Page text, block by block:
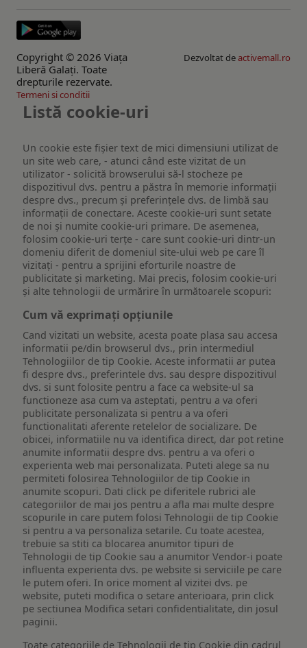
Copyright © 2026 Viaţa
Liberă Galaţi. Toate
drepturile rezervate.
Dezvoltat deactivemall.ro
Termeni si conditii
Listă cookie-uri
Un cookie este fişier text de mici dimensiuni utilizat de
un site web care, - atunci când este vizitat de un
utilizator - solicită browserului să-l stocheze pe
dispozitivul dvs. pentru a păstra în memorie informații
despre dvs., precum și preferințele dvs. de limbă sau
informații de conectare. Aceste cookie-uri sunt setate
de noi și numite cookie-uri primare. De asemenea,
folosim cookie-uri terțe - care sunt cookie-uri dintr-un
domeniu diferit de domeniul site-ului web pe care îl
vizitați - pentru a sprijini eforturile noastre de
publicitate și marketing. Mai precis, folosim cookie-uri
și alte tehnologii de urmărire în următoarele scopuri:
Cum vă exprimați opțiunile
Cand vizitati un website, acesta poate plasa sau accesa
informatii pe/din browserul dvs., prin intermediul
Tehnologiilor de tip Cookie. Aceste informatii ar putea
fi despre dvs., preferintele dvs. sau despre dispozitivul
dvs. si sunt folosite pentru a face ca website-ul sa
functioneze asa cum va asteptati, pentru a va oferi
publicitate personalizata si pentru a va oferi
functionalitati aferente retelelor de socializare. De
obicei, informatiile nu va identifica direct, dar pot retine
anumite informatii despre dvs. pentru a va oferi o
experienta web mai personalizata. Puteti alege sa nu
permiteti folosirea Tehnologiilor de tip Cookie in
anumite scopuri. Dati click pe diferitele rubrici ale
categoriilor de mai jos pentru a afla mai multe despre
scopurile in care putem folosi Tehnologii de tip Cookie
si pentru a va personaliza setarile. Cu toate acestea,
trebuie sa stiti ca blocarea anumitor tipuri de
Tehnologii de tip Cookie sau a anumitor Vendor-i poate
influenta experienta dvs. pe website si serviciile pe care
le putem oferi. In orice moment al vizitei dvs. pe
website, puteti modifica o setare anterioara, prin click
pe sectiunea Modifica setari confidentialitate, din josul
paginii.
Toate categoriile de Tehnologii de tip Cookie din cadrul